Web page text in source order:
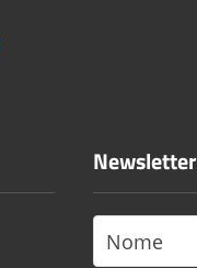
Newsletter